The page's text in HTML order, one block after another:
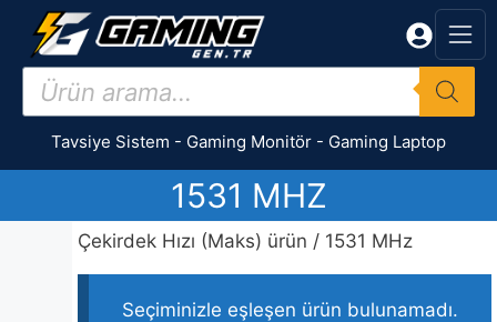
İçeriğe
Products
search
Tavsiye Sistem - Gaming Monitör - Gaming Laptop
1531 MHZ
Çekirdek Hızı (Maks) ürün / 1531 MHz
Seçiminizle eşleşen ürün bulunamadı.